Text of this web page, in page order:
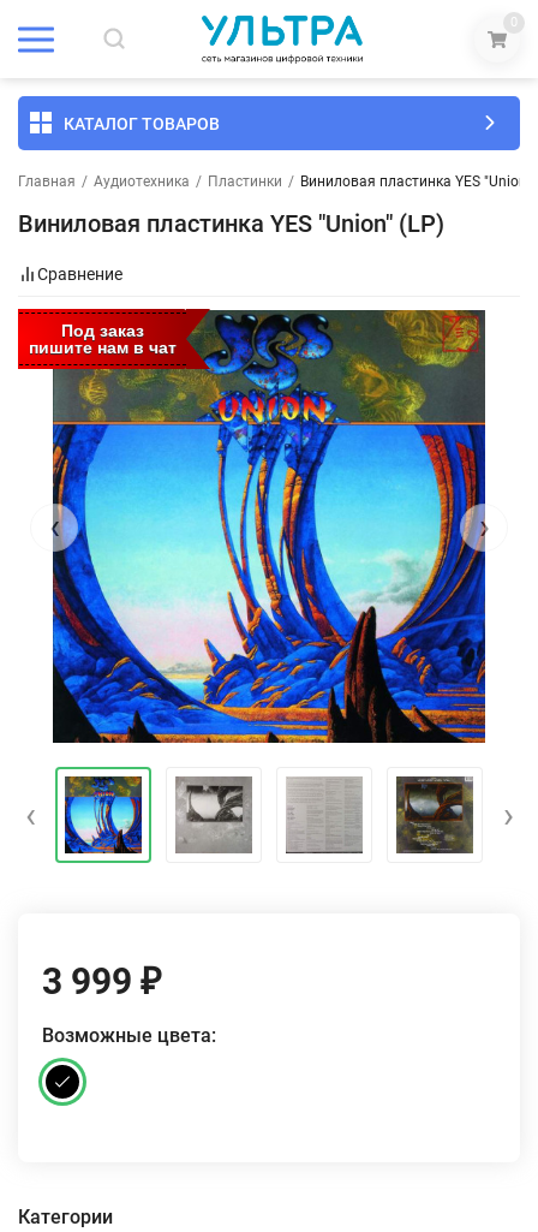
0
КАТАЛОГ ТОВАРОВ
Главная / Аудиотехника / Пластинки / Виниловая пластинка YES "Union"
Виниловая пластинка YES "Union" (LP)
Сравнение
‹ ›
‹ ›
Под заказ
пишите нам в чат
3 999 ₽
Возможные цвета:
Категории